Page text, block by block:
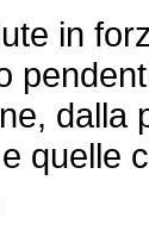
in
dalla
quelle